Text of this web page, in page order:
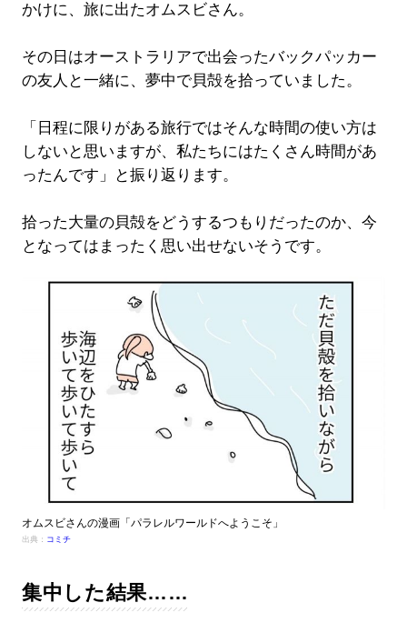
かけに、旅に出たオムスビさん。
その日はオーストラリアで出会ったバックパッカー
の友人と一緒に、夢中で貝殻を拾っていました。
「日程に限りがある旅行ではそんな時間の使い方は
しないと思いますが、私たちにはたくさん時間があ
ったんです」と振り返ります。
拾った大量の貝殻をどうするつもりだったのか、今
となってはまったく思い出せないそうです。
オムスビさんの漫画「パラレルワールドへようこそ」
出典： コミチ
集中した結果……